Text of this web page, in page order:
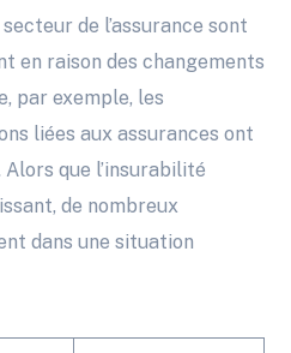
de l’assurance sont
en raison des changements
par exemple, les
liées aux assurances ont
que l’insurabilité
de nombreux
dans une situation